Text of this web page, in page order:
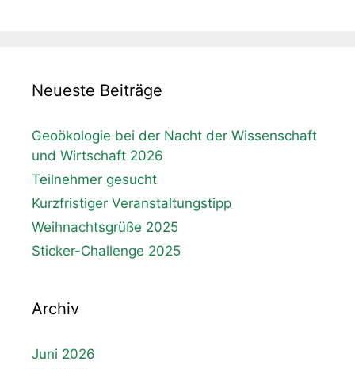
Neueste Beiträge
Geoökologie bei der Nacht der Wissenschaft
und Wirtschaft 2026
Teilnehmer gesucht
Kurzfristiger Veranstaltungstipp
Weihnachtsgrüße 2025
Sticker-Challenge 2025
Archiv
Juni 2026